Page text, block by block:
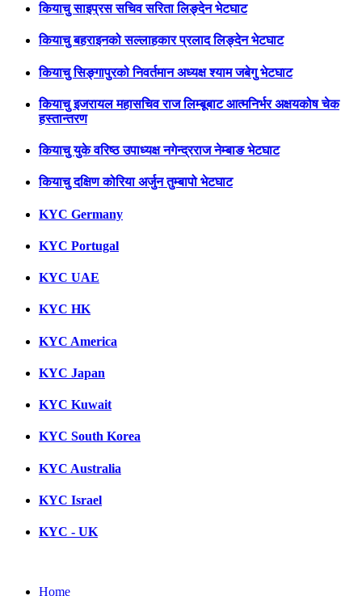
कियाचु साइप्रस सचिव सरिता लिङ्देन भेटघाट
कियाचु बहराइनको सल्लाहकार प्रलाद लिङ्देन भेटघाट
कियाचु सिङ्गापुरको निवर्तमान अध्यक्ष श्याम जबेगु भेटघाट
कियाचु इजरायल महासचिव राज लिम्बूबाट आत्मनिर्भर अक्षयकोष चेक
हस्तान्तरण
कियाचु युके वरिष्ठ उपाध्यक्ष नगेन्द्रराज नेम्बाङ भेटघाट
कियाचु दक्षिण कोरिया अर्जुन तुम्बापो भेटघाट
KYC Germany
KYC Portugal
KYC UAE
KYC HK
KYC America
KYC Japan
KYC Kuwait
KYC South Korea
KYC Australia
KYC Israel
KYC - UK
Home